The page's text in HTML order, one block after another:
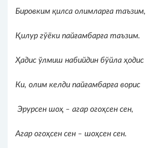
Бировким қилса олимларға таъзим,
Қилур гўёки пайғамбарға таъзим.
Ҳадис ўлмиш набийдин бўйла ҳодис
Ки, олим келди пайғамбарға ворис
Эрурсен шоҳ ‒ агар огоҳсен сен,
Агар огоҳсен сен ‒ шоҳсен сен.